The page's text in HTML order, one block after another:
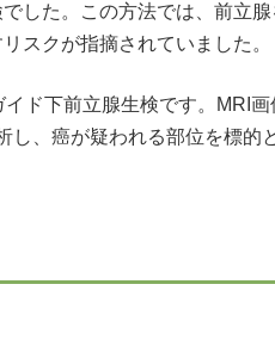
した。この方法では、前立
スクが指摘されていました。
ド下前立腺生検です。MRI
、癌が疑われる部位を標